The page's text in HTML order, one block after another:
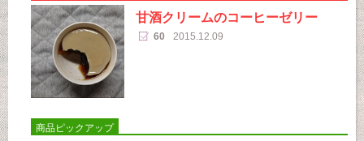
甘酒クリームのコーヒーゼリー
60 2015.12.09
商品ピックアップ